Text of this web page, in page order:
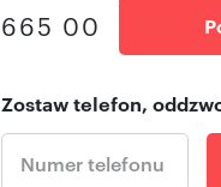
665 00
Zostaw telefon,